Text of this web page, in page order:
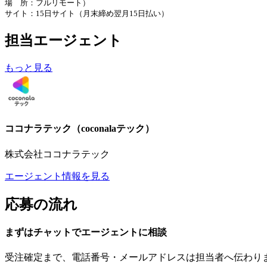
場 所：フルリモート）
サイト：15日サイト（月末締め翌月15日払い）
担当エージェント
もっと見る
ココナラテック（coconalaテック）
株式会社ココナラテック
エージェント情報を見る
応募の流れ
まずはチャットでエージェント に相談
受注確定まで、 電話番号・メールアドレスは担当者へ伝わり